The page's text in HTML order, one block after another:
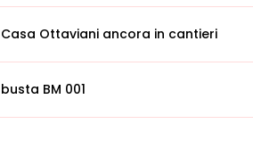
Casa Ottaviani ancora in cantieri
busta BM 001